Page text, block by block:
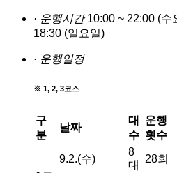
· 운행시간10:00 ~ 22:00 (수
18:30 (일요일)
· 운행일정
※ 1, 2, 3코스
구
분
날짜
대
수
운행
횟수
9.2.(수)
8
대
28회